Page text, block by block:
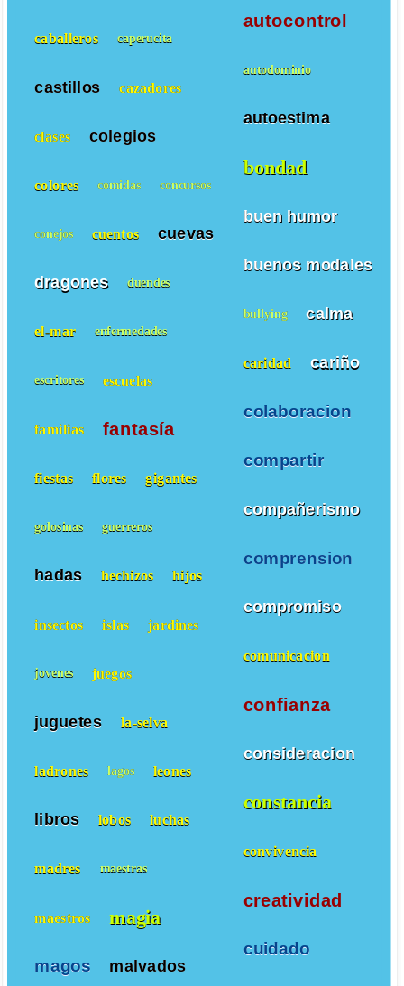
autocontrol
autodominio
autoestima
bondad
buen humor
buenos modales
bullying calma
caridad cariño
colaboracion
compartir
compañerismo
comprension
compromiso
comunicacion
confianza
consideracion
constancia
convivencia
creatividad
cuidado
caballeros caperucita
castillos cazadores
clases colegios
colores comidas concursos
conejos cuentos cuevas
dragones duendes
el-mar enfermedades
escritores escuelas
familias fantasía
fiestas flores gigantes
golosinas guerreros
hadas hechizos hijos
insectos islas jardines
jovenes juegos
juguetes la-selva
ladrones lagos leones
libros lobos luchas
madres maestras
maestros magia
magos malvados